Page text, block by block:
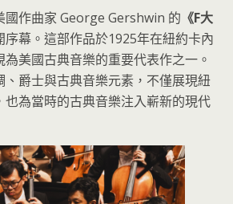
國作曲家 George Gershwin 的 《F大
序幕。這部作品於1925年在紐約卡內
美國古典音樂的重要代表作之一。
、爵士與古典音樂元素，不僅展現紐
也為當時的古典音樂注入嶄新的現代